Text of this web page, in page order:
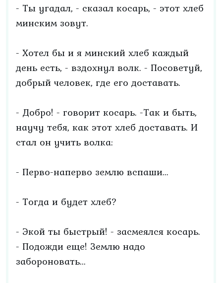
- Ты угадал, - сказал косарь, - этот хлеб
минским зовут.
- Хотел бы и я минский хлеб каждый
день есть, - вздохнул волк. - Посоветуй,
добрый человек, где его доставать.
- Добро! - говорит косарь. -Так и быть,
научу тебя, как этот хлеб доставать. И
стал он учить волка:
- Перво-наперво землю вспаши...
- Тогда и будет хлеб?
- Экой ты быстрый! - засмеялся косарь.
- Подожди еще! Землю надо
забороновать...